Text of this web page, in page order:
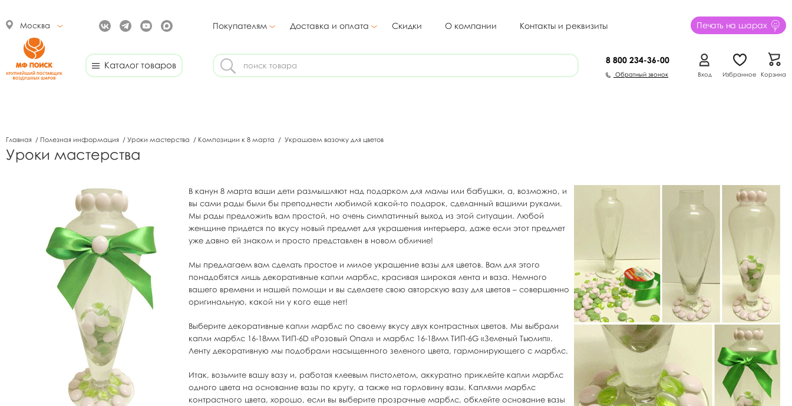
Москва Покупателям Доставка и оплата Скидки О компании Контакты и реквизиты Печать на шарах
Каталог товаров 8 800 234-36-00
Обратный звонок Вход Избранное Корзина
Главная / Полезная информация / Уроки мастерства / Композиции к 8 марта / Украшаем вазочку для цветов
Уроки мастерства
В канун 8 марта ваши дети размышляют над подарком для мамы или бабушки, а, возможно, и
вы сами рады были бы преподнести любимой какой-то подарок, сделанный вашими руками.
Мы рады предложить вам простой, но очень симпатичный выход из этой ситуации. Любой
женщине придется по вкусу новый предмет для украшения интерьера, даже если этот предмет
уже давно ей знаком и просто представлен в новом обличие!
Мы предлагаем вам сделать простое и милое украшение вазы для цветов. Вам для этого
понадобятся лишь декоративные капли марблс, красивая широкая лента и ваза. Немного
вашего времени и нашей помощи и вы сделаете свою авторскую вазу для цветов – совершенно
оригинальную, какой ни у кого еще нет!
Выберите декоративные капли марблс по своему вкусу двух контрастных цветов. Мы выбрали
капли марблс 16-18мм ТИП-6D «Розовый Опал» и марблс 16-18мм ТИП-6G «Зеленый Тьюлип».
Ленту декоративную мы подобрали насыщенного зеленого цвета, гармонирующего с марблс.
Итак, возьмите вашу вазу и, работая клеевым пистолетом, аккуратно приклейте капли марблс
одного цвета на основание вазы по кругу, а также на горловину вазы. Каплями марблс
контрастного цвета, хорошо, если вы выберите прозрачные марблс, обклейте основание вазы